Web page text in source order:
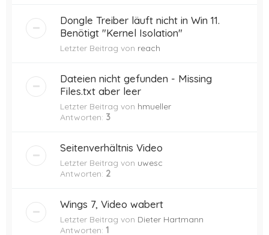
Dongle Treiber läuft nicht in Win 11.
Benötigt "Kernel Isolation"
Letzter Beitrag von reach
Dateien nicht gefunden - Missing
Files.txt aber leer
Letzter Beitrag von hmueller
Antworten: 3
Seitenverhältnis Video
Letzter Beitrag von uwesc
Antworten: 2
Wings 7, Video wabert
Letzter Beitrag von Dieter Hartmann
Antworten: 1